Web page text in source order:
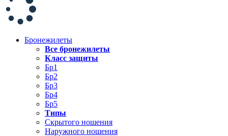
Бронежилеты
Все бронежилеты
Класс защиты
Бр1
Бр2
Бр3
Бр4
Бр5
Типы
Скрытого ношения
Наружного ношения